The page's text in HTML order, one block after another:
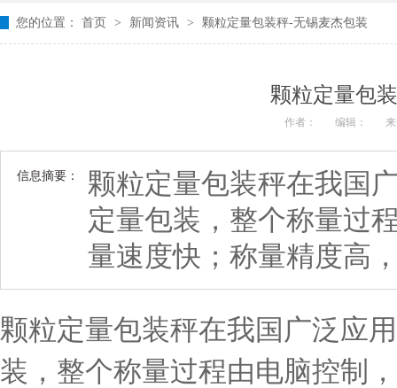
您的位置： 首页 > 新闻资讯 > 颗粒定量包装秤-无锡麦杰包装
颗粒定量包
作者： 编辑：
信息摘要：
颗粒定量包装秤在我国
定量包装，整个称量过
量速度快；称量精度高
颗粒定量包装秤在我国广泛应
装，整个称量过程由电脑控制